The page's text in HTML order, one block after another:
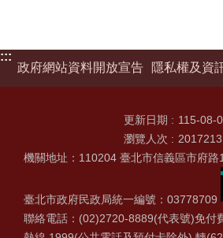
:::
政府網站資料開放宣告
隱私權及資
更新日期
115-08-
瀏覽人次
2017213
機關地址：110204 臺北市信義區市府路
臺北市政府民政局統一編號：03778709
聯絡電話：(02)2720-8889(代表號)免付